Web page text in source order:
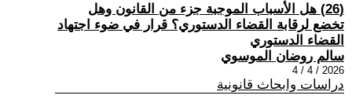
(26) هل الأسباب الموجبة جزء من القانون وهل
تخضع لرقابة القضاء الدستوري؟ قرار في ضوء اجتهاد
القضاء الدستوري
سالم روضان الموسوي
2026 / 4 / 4
دراسات وابحاث قانونية